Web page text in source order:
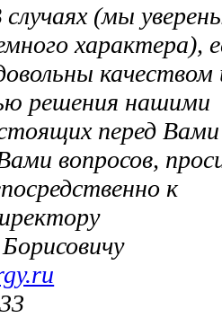
случаях (мы
характера),
качеством
решения нашими
перед Вами
вопросов,
к